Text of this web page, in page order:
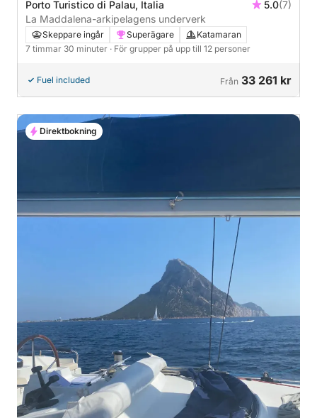
Porto Turistico di Palau, Italia 5.0(7)
La Maddalena-arkipelagens underverk
Skeppare ingår Superägare
Katamaran
7 timmar 30 minuter · För grupper på upp till 12 personer
Fuel included Från 33 261 kr
Direktbokning